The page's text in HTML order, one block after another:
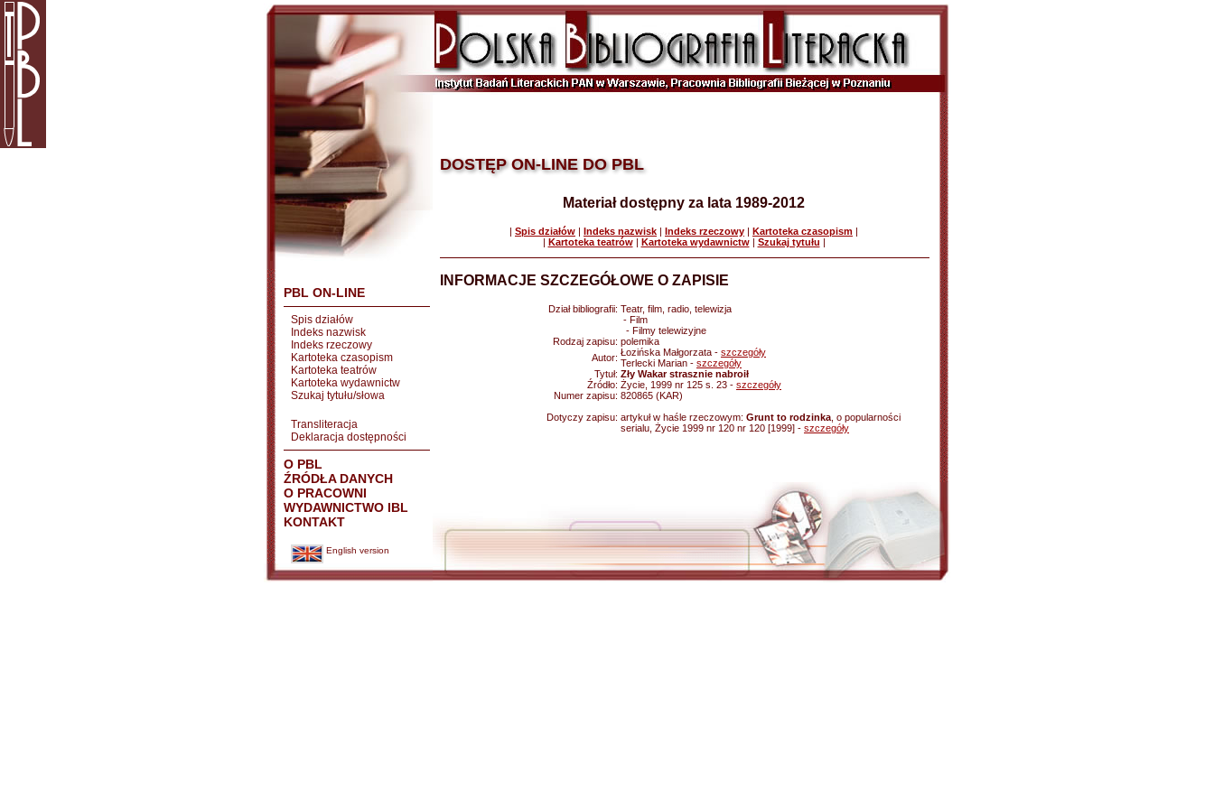
PBL ON-LINE
Spis działów
Indeks nazwisk
Indeks rzeczowy
Kartoteka czasopism
Kartoteka teatrów
Kartoteka wydawnictw
Szukaj tytułu/słowa
Transliteracja
Deklaracja dostępności
O PBL
ŹRÓDŁA DANYCH
O PRACOWNI
WYDAWNICTWO IBL
KONTAKT
English version
DOSTĘP ON-LINE DO PBL
Materiał dostępny za lata 1989-2012
| Spis działów | Indeks nazwisk | Indeks rzeczowy | Kartoteka czasopism |
| Kartoteka teatrów| Kartoteka wydawnictw| Szukaj tytułu |
INFORMACJE SZCZEGÓŁOWE O ZAPISIE
Dział bibliografii: Teatr, film, radio, telewizja
- Film
- Filmy telewizyjne
Rodzaj zapisu: polemika
Autor: Łozińska Małgorzata - szczegóły
Terlecki Marian - szczegóły
Tytuł: Zły Wakar strasznie nabroił
Źródło: Życie, 1999 nr 125 s. 23 - szczegóły
Numer zapisu: 820865 (KAR)
Dotyczy zapisu: artykuł w haśle rzeczowym: Grunt to rodzinka , o popularności
serialu, Życie 1999 nr 120 nr 120 [1999] - szczegóły